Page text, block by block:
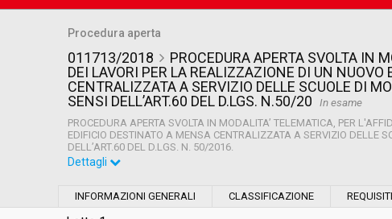
Procedura aperta
011713/2018
PROCEDURA APERTA SVOLTA IN
DEI LAVORI PER LA REALIZZAZIONE DI UN
CENTRALIZZATA A SERVIZIO DELLE SCUOLE DI
SENSI DELL’ART.60 DEL D.LGS. N.50/20
In esame
PROCEDURA APERTA SVOLTA IN MODALITA’ TELEMATICA, PER
EDIFICIO DESTINATO A MENSA CENTRALIZZATA A SERVIZIO DELLE
DELL’ART.60 DEL D.LGS. N. 50/2016.
Dettagli
INFORMAZIONI GENERALI CLASSIFICAZIONE